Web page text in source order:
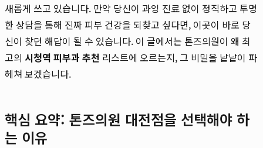
새롭게 쓰고 있습니다. 만약 당신이 과잉 진료 없이 정직하고 투명
한 상담을 통해 진짜 피부 건강을 되찾고 싶다면, 이곳이 바로 당
신이 찾던 해답이 될 수 있습니다. 이 글에서는 톤즈의원이 왜 최
고의 시청역 피부과 추천 리스트에 오르는지, 그 비밀을 낱낱이 파
헤쳐 보겠습니다.
핵심 요약: 톤즈의원 대전점을 선택해야 하
는 이유